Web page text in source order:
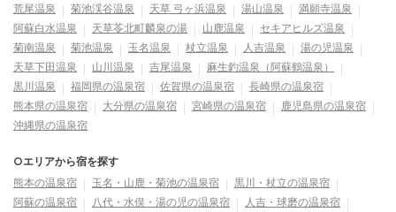
荒尾温泉 菊池渓谷温泉 天草 弓ヶ浜温泉 湯山温泉
満願寺温泉
阿蘇白水温泉
天草苓北町麟泉の湯 山鹿温泉
セキアヒルズ温泉
菊南温泉
菊池温泉 玉名温泉 杖立温泉 人吉温泉
湯の児温泉
天草下田温泉
山川温泉 吉尾温泉
麻生釣温泉（阿蘇鶴温泉）
黒川温泉
福岡県の温泉宿 佐賀県の温泉宿
長崎県の温泉宿
熊本県の温泉宿
大分県の温泉宿 宮崎県の温泉宿
鹿児島県の温泉宿
沖縄県の温泉宿
○エリアから宿を探す
熊本の温泉宿
玉名・山鹿・菊池の温泉宿
黒川・杖立の温泉宿
阿蘇の温泉宿
八代・水俣・湯の児の温泉宿
人吉・球磨の温泉宿